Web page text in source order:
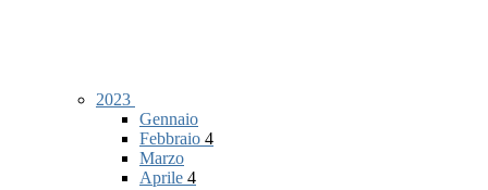
2023
Gennaio
Febbraio 4
Marzo
Aprile 4